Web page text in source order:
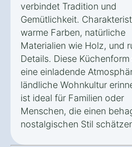
verbindet Tradition und
Gemütlichkeit.
warme Farben, natürliche
Materialien wie Holz, und
Details. Diese
eine einladende
ländliche Wohnkultur
ist ideal für Familien oder
Menschen, die einen
nostalgischen Stil